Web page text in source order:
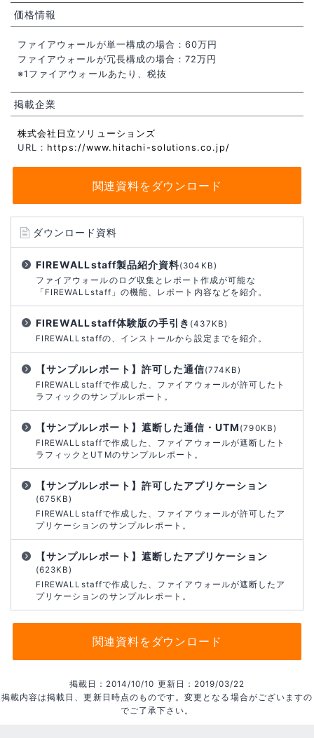
価格情報
ファイアウォールが単一構成の場合：60万円
ファイアウォールが冗長構成の場合：72万円
※1ファイアウォールあたり、税抜
掲載企業
株式会社日立ソリューションズ
URL： https://www.hitachi-solutions.co.jp/
関連資料をダウンロード
ダウンロード資料
FIREWALLstaff製品紹介資料(304KB)
ファイアウォールのログ収集とレポート作成が可能な
「FIREWALLstaff」の機能、レポート内容などを紹介。
FIREWALLstaff体験版の手引き (437KB)
FIREWALLstaffの、インストールから設定までを紹介。
【サンプルレポート】許可した通信(774KB)
FIREWALLstaffで作成した、ファイアウォールが許可したト
ラフィックのサンプルレポート。
【サンプルレポート】遮断した通信・UTM (790KB)
FIREWALLstaffで作成した、ファイアウォールが遮断したト
ラフィックとUTMのサンプルレポート。
【サンプルレポート】許可したアプリケーション
(675KB)
FIREWALLstaffで作成した、ファイアウォールが許可したア
プリケーションのサンプルレポート。
【サンプルレポート】遮断したアプリケーション
(623KB)
FIREWALLstaffで作成した、ファイアウォールが遮断したア
プリケーションのサンプルレポート。
関連資料をダウンロード
掲載日：2014/10/10 更新日：2019/03/22
掲載内容は掲載日、更新日時点のものです。変更となる場合がございますの
でご了承下さい。